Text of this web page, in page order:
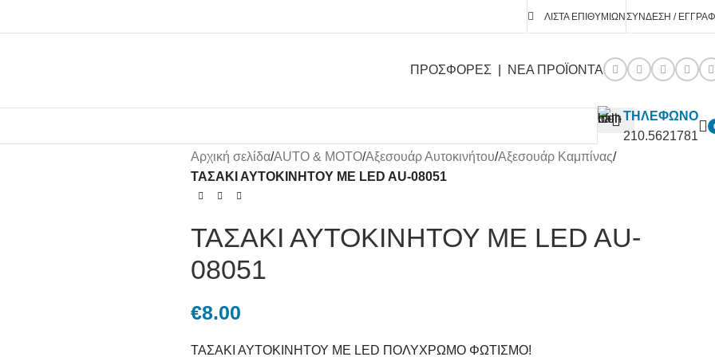
ΛΊΣΤΑ ΕΠΙΘΥΜΙΏΝΣΎΝΔΕΣΗ /
ΠΡΟΣΦΟΡΕΣ ΝΕΑ ΠΡΟΪΟΝΤΑ
ΤΗΛΕΦΩΝΟ
210.5621781
Αρχική σελίδα/AUTO & MOTO/Αξεσουάρ Αυτοκινήτου/Αξεσουάρ Καμπίνας/
ΤΑΣΑΚΙ ΑΥΤΟΚΙΝΗΤΟΥ ΜΕ LED AU-08051
ΤΑΣΑΚΙ ΑΥΤΟΚΙΝΗΤΟΥ ΜΕ LED AU-
08051
€8.00
ΤΑΣΑΚΙ ΑΥΤΟΚΙΝΗΤΟΥ ΜΕ LED ΠΟΛΥΧΡΩΜΟ ΦΩΤΙΣΜΟ!